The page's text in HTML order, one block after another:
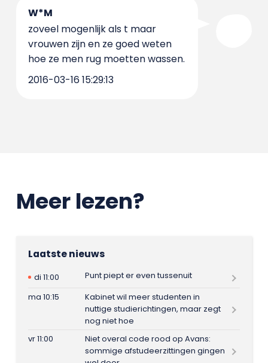
W*M
zoveel mogenlijk als t maar
vrouwen zijn en ze goed weten
hoe ze men rug moetten wassen.
2016-03-16 15:29:13
Meer lezen?
Laatste nieuws
di 11:00
Punt piept er even tussenuit
ma 10:15
Kabinet wil meer studenten in
nuttige studierichtingen, maar zegt
nog niet hoe
vr 11:00
Niet overal code rood op Avans:
sommige afstudeerzittingen gingen